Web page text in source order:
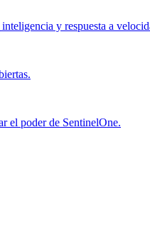
y respuesta a
el poder de SentinelOne.